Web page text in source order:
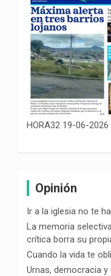
HORA32 19-06-2026
Opinión
Ir a la iglesia no te
La memoria
crítica borra su
Cuando la vida te
Urnas, democracia